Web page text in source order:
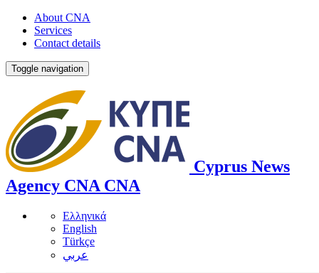
About CNA
Services
Contact details
Toggle navigation
Cyprus News
Agency CNA CNA
Ελληνικά
English
Türkçe
عربي